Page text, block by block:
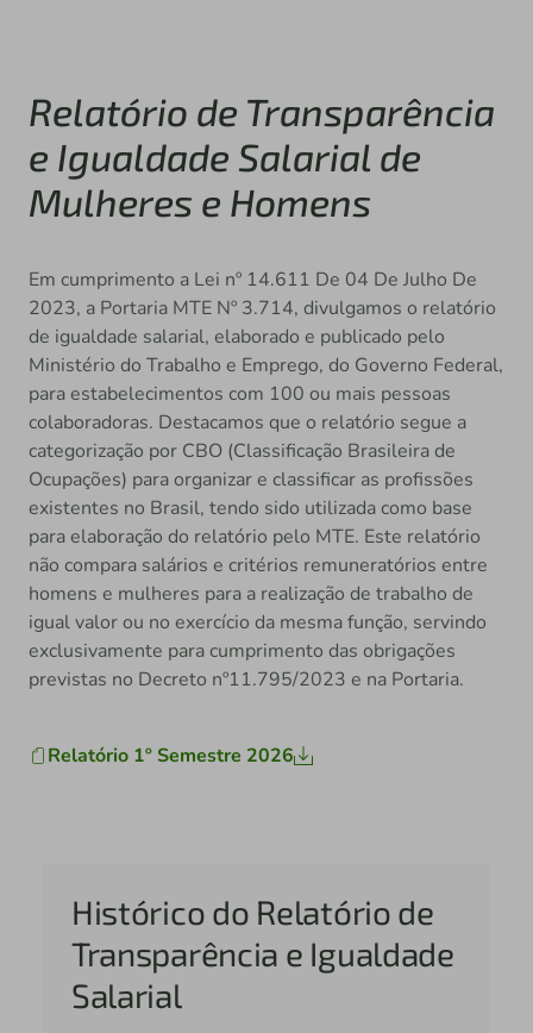
Relatório de Transparência
e Igualdade Salarial de
Mulheres e Homens
Em cumprimento a Lei nº 14.611 De 04 De Julho De
2023, a Portaria MTE Nº 3.714, divulgamos o relatório
de igualdade salarial, elaborado e publicado pelo
Ministério do Trabalho e Emprego, do Governo Federal,
para estabelecimentos com 100 ou mais pessoas
colaboradoras. Destacamos que o relatório segue a
categorização por CBO (Classificação Brasileira de
Ocupações) para organizar e classificar as profissões
existentes no Brasil, tendo sido utilizada como base
para elaboração do relatório pelo MTE. Este relatório
não compara salários e critérios remuneratórios entre
homens e mulheres para a realização de trabalho de
igual valor ou no exercício da mesma função, servindo
exclusivamente para cumprimento das obrigações
previstas no Decreto nº11.795/2023 e na Portaria.
Relatório 1º Semestre 2026
Histórico do Relatório de
Transparência e Igualdade
Salarial